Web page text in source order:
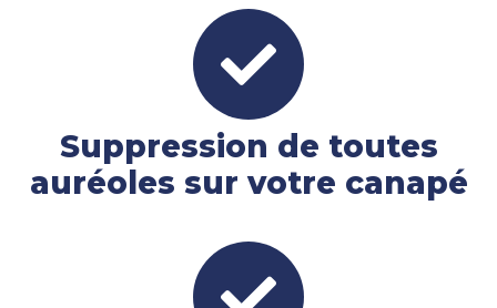
Suppression de toutes
auréoles sur votre canapé